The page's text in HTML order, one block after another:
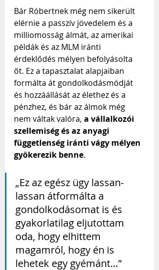
Bár Róbertnek még nem sikerült
elérnie a passzív jövedelem és a
milliomosság álmát, az amerikai
példák és az MLM iránti
érdeklődés mélyen befolyásolta
őt. Ez a tapasztalat alapjaiban
formálta át gondolkodásmódját
és hozzáállását az élethez és a
pénzhez, és bár az álmok még
nem váltak valóra, a vállalkozói
szellemiség és az anyagi
függetlenség iránti vágy mélyen
gyökerezik benne.
„Ez az egész ügy lassan-
lassan átformálta a
gondolkodásomat is és
gyakorlatilag eljutottam
oda, hogy elhittem
magamról, hogy én is
lehetek egy gyémánt…”